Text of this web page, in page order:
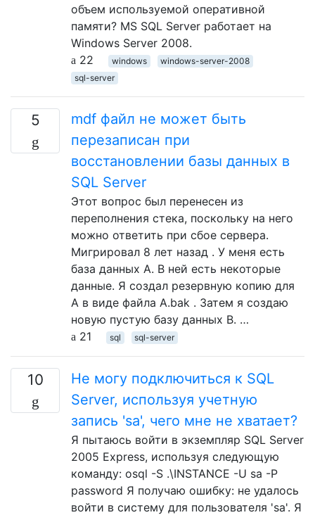
объем используемой оперативной
памяти? MS SQL Server работает на
Windows Server 2008.
22
windows
windows-server-2008
sql-server
5
mdf файл не может быть
перезаписан при
восстановлении базы данных в
SQL Server
Этот вопрос был перенесен из
переполнения стека, поскольку на него
можно ответить при сбое сервера.
Мигрировал 8 лет назад . У меня есть
база данных A. В ней есть некоторые
данные. Я создал резервную копию для
A в виде файла A.bak . Затем я создаю
новую пустую базу данных B. …
21
sql sql-server
10
Не могу подключиться к SQL
Server, используя учетную
запись 'sa', чего мне не хватает?
Я пытаюсь войти в экземпляр SQL Server
2005 Express, используя следующую
команду: osql -S .\INSTANCE -U sa -P
password Я получаю ошибку: не удалось
войти в систему для пользователя 'sa'. Я